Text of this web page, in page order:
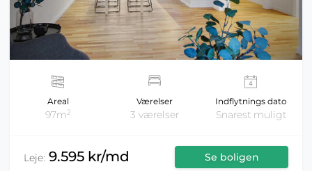
Areal
97m2
Værelser
3 værelser
Indflytnings dato
Snarest muligt
Leje: 9.595 kr/md Se boligen